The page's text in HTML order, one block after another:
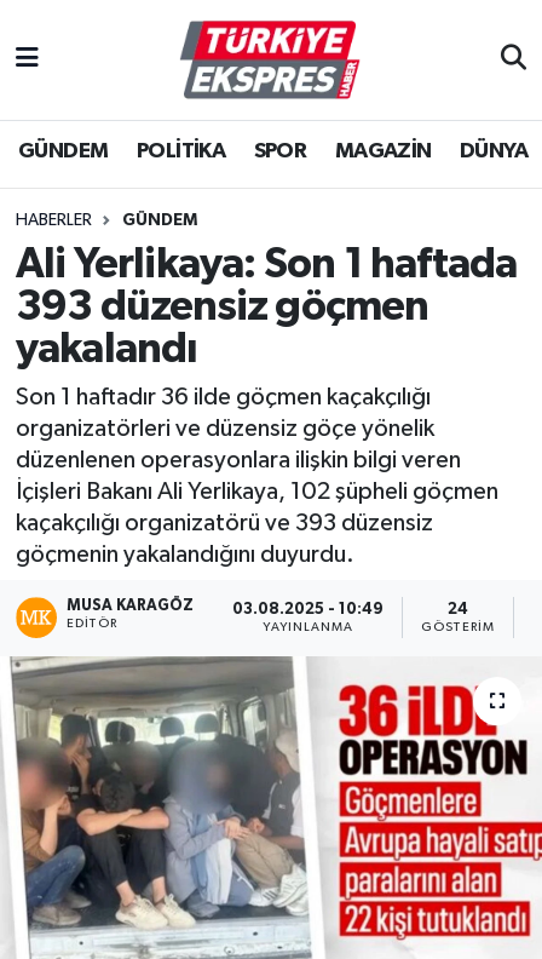
GÜNDEM POLİTİKA SPOR MAGAZİN DÜNYA
HABERLER GÜNDEM
Ali Yerlikaya: Son 1 haftada
393 düzensiz göçmen
yakalandı
Son 1 haftadır 36 ilde göçmen kaçakçılığı
organizatörleri ve düzensiz göçe yönelik
düzenlenen operasyonlara ilişkin bilgi veren
İçişleri Bakanı Ali Yerlikaya, 102 şüpheli göçmen
kaçakçılığı organizatörü ve 393 düzensiz
göçmenin yakalandığını duyurdu.
MUSA KARAGÖZ
EDITÖR
03.08.2025 - 10:49
YAYINLANMA
24
GÖSTERIM
İstanbul Nöbetçi Eczaneler
İstanbul Hava Durumu
İstanbul Namaz Vakitleri
İstanbul Trafik Yoğunluk Haritası
Süper Lig Puan Durumu ve Fikstür
Tüm Manşetler
Son Dakika Haberleri
Haber Arşivi